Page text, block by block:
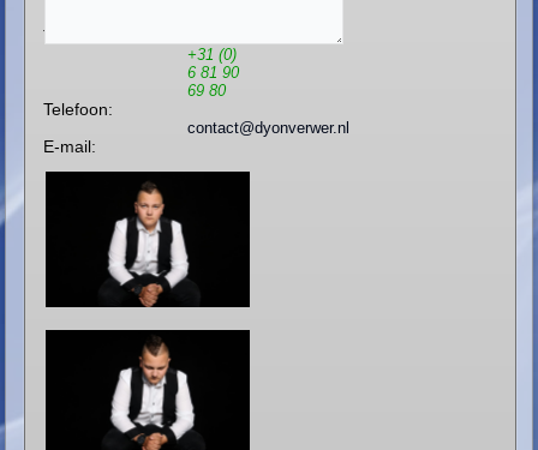
Telefoon:
+31 (0)
6 81 90
69 80
Telefoon:
contact@dyonverwer.nl
E-mail: